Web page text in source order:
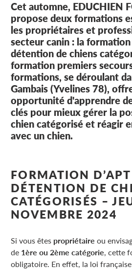
Cet automne, EDUCHIEN
propose deux formations
les propriétaires et
secteur canin : la formation
détention de chiens
formation premiers
formations, se déroulant
Gambais (Yvelines 78),
opportunité d'apprendre
clés pour mieux gérer la
chien catégorisé et réagir
avec un chien.
FORMATION
DÉTENTION DE
CATÉGORISÉS –
NOVEMBRE 2024
Si vous êtes propriétaire ou
de 1ère ou 2ème catégorie , cette
obligatoire. En effet, la loi